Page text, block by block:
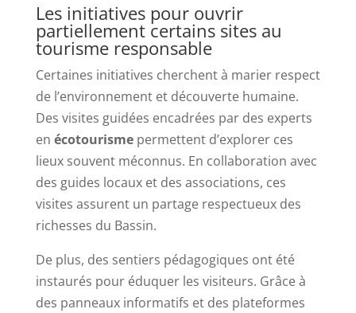
Les initiatives pour ouvrir
partiellement certains sites au
tourisme responsable
Certaines initiatives cherchent à marier respect
de l’environnement et découverte humaine.
Des visites guidées encadrées par des experts
en écotourismepermettent d’explorer ces
lieux souvent méconnus. En collaboration avec
des guides locaux et des associations, ces
visites assurent un partage respectueux des
richesses du Bassin.
De plus, des sentiers pédagogiques ont été
instaurés pour éduquer les visiteurs. Grâce à
des panneaux informatifs et des plateformes